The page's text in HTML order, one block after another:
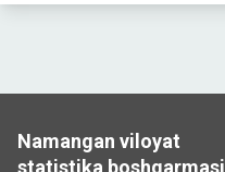
Namangan viloyat
statistika boshqarmasi